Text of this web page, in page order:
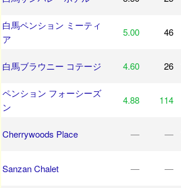
白馬ペンション ミーティ
ア
5.00 46
白馬ブラウニー コテージ 4.60 26
ペンション フォーシーズ
ン
4.88 114
Cherrywoods Place ― ―
Sanzan Chalet ― ―